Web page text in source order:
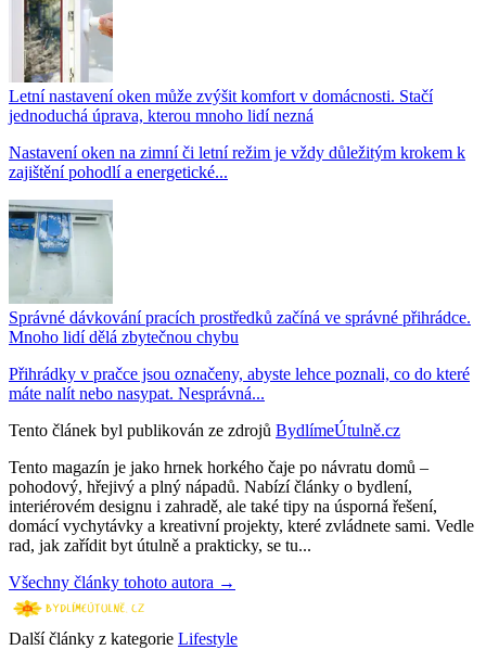
Letní nastavení oken může zvýšit komfort v domácnosti. Stačí
jednoduchá úprava, kterou mnoho lidí nezná
Nastavení oken na zimní či letní režim je vždy důležitým krokem k
zajištění pohodlí a energetické...
Správné dávkování pracích prostředků začíná ve správné přihrádce.
Mnoho lidí dělá zbytečnou chybu
Přihrádky v pračce jsou označeny, abyste lehce poznali, co do které
máte nalít nebo nasypat. Nesprávná...
Tento článek byl publikován ze zdrojů BydlímeÚtulně.cz
Tento magazín je jako hrnek horkého čaje po návratu domů –
pohodový, hřejivý a plný nápadů. Nabízí články o bydlení,
interiérovém designu i zahradě, ale také tipy na úsporná řešení,
domácí vychytávky a kreativní projekty, které zvládnete sami. Vedle
rad, jak zařídit byt útulně a prakticky, se tu...
Všechny články tohoto autora →
Další články z kategorie Lifestyle